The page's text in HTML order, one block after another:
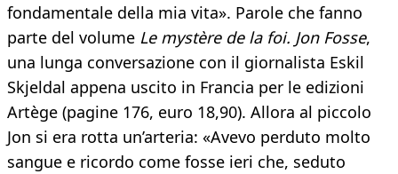
fondamentale della mia vita». Parole che fanno
parte del volume Le mystère de la foi. Jon Fosse,
una lunga conversazione con il giornalista Eskil
Skjeldal appena uscito in Francia per le edizioni
Artège (pagine 176, euro 18,90). Allora al piccolo
Jon si era rotta un’arteria: «Avevo perduto molto
sangue e ricordo come fosse ieri che, seduto